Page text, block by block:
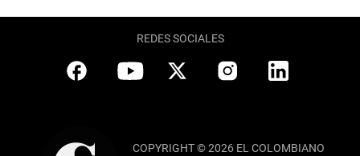
REDES SOCIALES
COPYRIGHT © 2026 EL COLOMBIANO